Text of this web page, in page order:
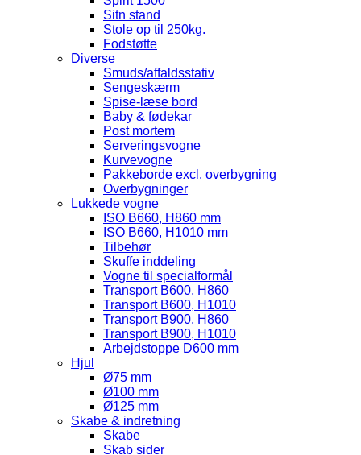
Sitn stand
Stole op til 250kg.
Fodstøtte
Diverse
Smuds/affaldsstativ
Sengeskærm
Spise-læse bord
Baby & fødekar
Post mortem
Serveringsvogne
Kurvevogne
Pakkeborde excl. overbygning
Overbygninger
Lukkede vogne
ISO B660, H860 mm
ISO B660, H1010 mm
Tilbehør
Skuffe inddeling
Vogne til specialformål
Transport B600, H860
Transport B600, H1010
Transport B900, H860
Transport B900, H1010
Arbejdstoppe D600 mm
Hjul
Ø75 mm
Ø100 mm
Ø125 mm
Skabe & indretning
Skabe
Skab sider